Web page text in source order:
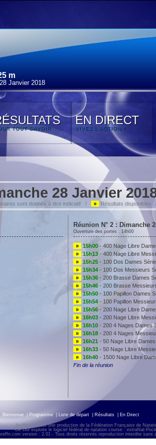
m
Janvier 2018
TOUT SAVOIR
EN DIRECT
VIVEZ L'ACTION !
28 Janvier
sont donnés à titre indicatif / » Résultats disponibles
Réunion N° 2 : Dimanche
Ouverture des portes : 14h00
» 15h00 - 400 Nage Libre
»
15h13 - 400 Nage Libre
»
15h25 - 100 Dos Dames
»
15h34 - 100 Dos Messieurs
»
15h36 - 200 Brasse Dames
»
15h46 - 200 Brasse
»
15h50 - 100 Papillon Dames
»
15h54 - 100 Papillon
»
15h56 - 200 Nage Libre
»
16h03 - 200 Nage Libre
»
16h10 - 200 4 Nages Dames
»
16h18 - 200 4 Nages
»
16h21 - 50 Nage Libre
»
16h33 - 50 Nage Libre
»
16h40 - 1500 Nage Libre
Fin de la réunion
Bienvenue Programme Liste de départ Résultats En Direct
liveffn.com est une production de la Fédération Française de
Ce site exploite le logiciel fédéral de natation course : extraNat-
version : 2.01 - Tous droits réservés reproduction interdite sans